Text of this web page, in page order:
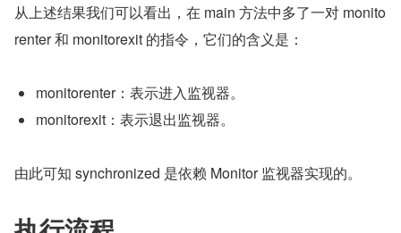
从上述结果我们可以看出，在 main 方法中多了一对 monito
renter 和 monitorexit 的指令，它们的含义是：
monitorenter：表示进入监视器。
monitorexit：表示退出监视器。
由此可知 synchronized 是依赖 Monitor 监视器实现的。